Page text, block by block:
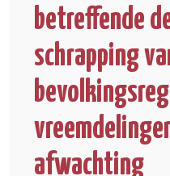
betreffende
schrapping
afwachting